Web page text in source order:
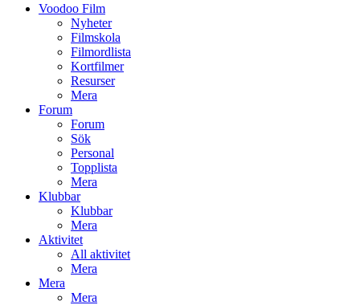
Voodoo Film
Nyheter
Filmskola
Filmordlista
Kortfilmer
Resurser
Mera
Forum
Forum
Sök
Personal
Topplista
Mera
Klubbar
Klubbar
Mera
Aktivitet
All aktivitet
Mera
Mera
Mera